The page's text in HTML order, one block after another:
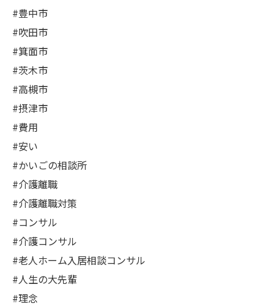
#豊中市
#吹田市
#箕面市
#茨木市
#高槻市
#摂津市
#費用
#安い
#かいごの相談所
#介護離職
#介護離職対策
#コンサル
#介護コンサル
#老人ホーム入居相談コンサル
#人生の大先輩
#理念